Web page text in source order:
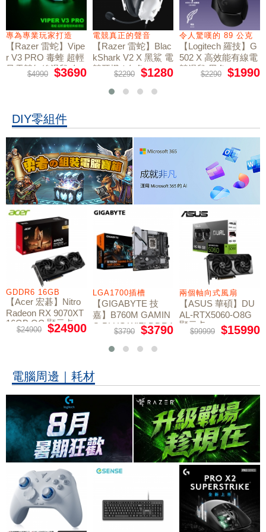
專為專業玩家打造
【Razer 雷蛇】Vipe
r V3 PRO 毒蝰 超輕
量電競無線滑鼠 白
$4990 $3690
電競真正的聲音
【Razer 雷蛇】Blac
kShark V2 X 黑鯊 電
競耳機 / 白色
$2290 $1280
令人驚嘆的 89 公克
【Logitech 羅技】G
502 X 高效能有線電
競滑鼠 黑色
$2290 $1990
DIY零組件
GDDR6 16GB
【Acer 宏碁】Nitro
Radeon RX 9070XT
16GB OC 顯示卡
$24900 $24900
LGA1700插槽
【GIGABYTE 技
嘉】B760M GAMIN
G PLUS WIFI DDR4
主機板$3790 $3790
兩個軸向式風扇
【ASUS 華碩】DU
AL-RTX5060-O8G
顯示卡
$99999 $15990
電腦周邊｜耗材